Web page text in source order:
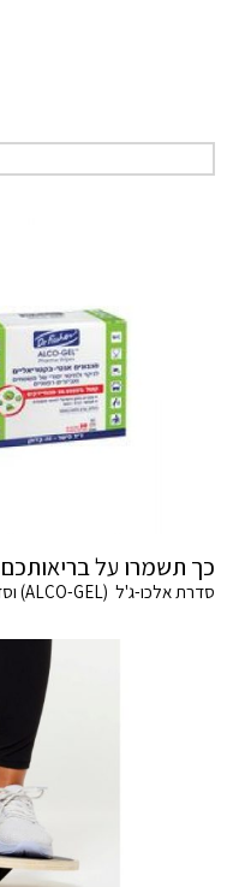
כך תשמרו על
סדרת אלכו-ג'ל (ALCO-GEL) וסדרת אלכו-ג'ל PHARMA WIPES